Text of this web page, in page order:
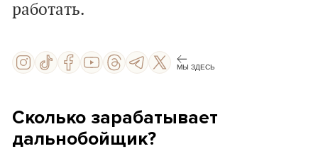
работать.
МЫ ЗДЕСЬ
Сколько зарабатывает
дальнобойщик?